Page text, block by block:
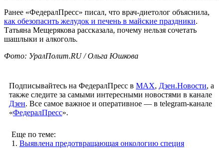
Ранее «ФедералПресс» писал, что врач-диетолог объяснила,
как обезопасить желудок и печень в майские праздники.
Татьяна Мещерякова рассказала, почему нельзя сочетать
шашлыки и алкоголь.
Фото: УралПолит.RU / Ольга Юшкова
Подписывайтесь на ФедералПресс в МАХ, Дзен.Новости, а
также следите за самыми интересными новостями в канале
Дзен. Все самое важное и оперативное — в telegram-канале
«ФедералПресс».
Еще по теме:
1. Выявлена предотвращающая онкологию специя